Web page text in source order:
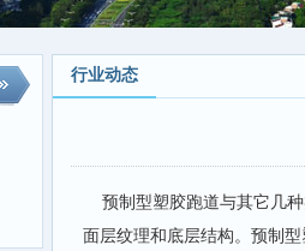
行业动态
预制型塑胶跑道与其它几种
面层纹理和底层结构。预制